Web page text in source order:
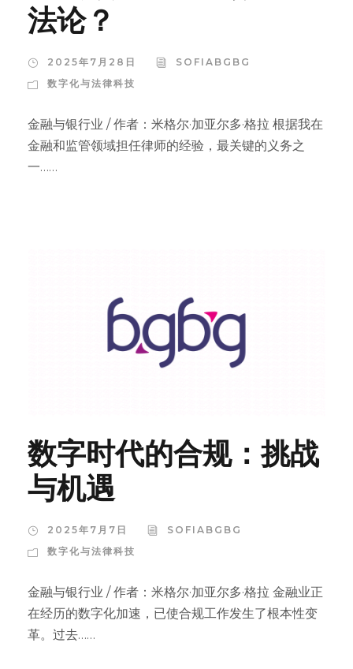
法论？
2025年7月28日
SOFIABGBG
数字化与法律科技
金融与银行业 / 作者：米格尔·加亚尔多·格拉 根据我在
金融和监管领域担任律师的经验，最关键的义务之
一……
数字时代的合规：挑战
与机遇
2025年7月7日
SOFIABGBG
数字化与法律科技
金融与银行业 / 作者：米格尔·加亚尔多·格拉 金融业正
在经历的数字化加速，已使合规工作发生了根本性变
革。过去……